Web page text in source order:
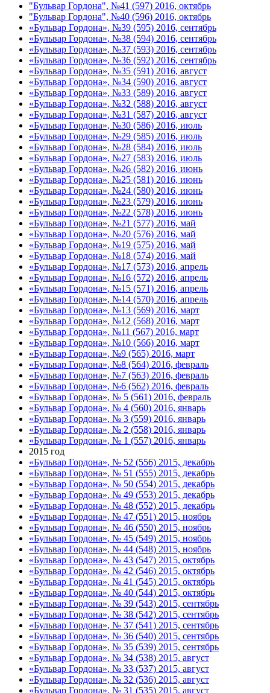
"Бульвар Гордона", №41 (597) 2016, октябрь
"Бульвар Гордона", №40 (596) 2016, октябрь
«Бульвар Гордона», №39 (595) 2016, сентябрь
«Бульвар Гордона», №38 (594) 2016, сентябрь
«Бульвар Гордона», №37 (593) 2016, сентябрь
«Бульвар Гордона», №36 (592) 2016, сентябрь
«Бульвар Гордона», №35 (591) 2016, август
«Бульвар Гордона», №34 (590) 2016, август
«Бульвар Гордона», №33 (589) 2016, август
«Бульвар Гордона», №32 (588) 2016, август
«Бульвар Гордона», №31 (587) 2016, август
«Бульвар Гордона», №30 (586) 2016, июль
«Бульвар Гордона», №29 (585) 2016, июль
«Бульвар Гордона», №28 (584) 2016, июль
«Бульвар Гордона», №27 (583) 2016, июль
«Бульвар Гордона», №26 (582) 2016, июнь
«Бульвар Гордона», №25 (581) 2016, июнь
«Бульвар Гордона», №24 (580) 2016, июнь
«Бульвар Гордона», №23 (579) 2016, июнь
«Бульвар Гордона», №22 (578) 2016, июнь
«Бульвар Гордона», №21 (577) 2016, май
«Бульвар Гордона», №20 (576) 2016, май
«Бульвар Гордона», №19 (575) 2016, май
«Бульвар Гордона», №18 (574) 2016, май
«Бульвар Гордона», №17 (573) 2016, апрель
«Бульвар Гордона», №16 (572) 2016, апрель
«Бульвар Гордона», №15 (571) 2016, апрель
«Бульвар Гордона», №14 (570) 2016, апрель
«Бульвар Гордона», №13 (569) 2016, март
«Бульвар Гордона», №12 (568) 2016, март
«Бульвар Гордона», №11 (567) 2016, март
«Бульвар Гордона», №10 (566) 2016, март
«Бульвар Гордона», №9 (565) 2016, март
«Бульвар Гордона», №8 (564) 2016, февраль
«Бульвар Гордона», №7 (563) 2016, февраль
«Бульвар Гордона», №6 (562) 2016, февраль
«Бульвар Гордона», № 5 (561) 2016, февраль
«Бульвар Гордона», № 4 (560) 2016, январь
«Бульвар Гордона», № 3 (559) 2016, январь
«Бульвар Гордона», № 2 (558) 2016, январь
«Бульвар Гордона», № 1 (557) 2016, январь
2015 год
«Бульвар Гордона», № 52 (556) 2015, декабрь
«Бульвар Гордона», № 51 (555) 2015, декабрь
«Бульвар Гордона», № 50 (554) 2015, декабрь
«Бульвар Гордона», № 49 (553) 2015, декабрь
«Бульвар Гордона», № 48 (552) 2015, декабрь
«Бульвар Гордона», № 47 (551) 2015, ноябрь
«Бульвар Гордона», № 46 (550) 2015, ноябрь
«Бульвар Гордона», № 45 (549) 2015, ноябрь
«Бульвар Гордона», № 44 (548) 2015, ноябрь
«Бульвар Гордона», № 43 (547) 2015, октябрь
«Бульвар Гордона», № 42 (546) 2015, октябрь
«Бульвар Гордона», № 41 (545) 2015, октябрь
«Бульвар Гордона», № 40 (544) 2015, октябрь
«Бульвар Гордона», № 39 (543) 2015, сентябрь
«Бульвар Гордона», № 38 (542) 2015, сентябрь
«Бульвар Гордона», № 37 (541) 2015, сентябрь
«Бульвар Гордона», № 36 (540) 2015, сентябрь
«Бульвар Гордона», № 35 (539) 2015, сентябрь
«Бульвар Гордона», № 34 (538) 2015, август
«Бульвар Гордона», № 33 (537) 2015, август
«Бульвар Гордона», № 32 (536) 2015, август
«Бульвар Гордона», № 31 (535) 2015, август